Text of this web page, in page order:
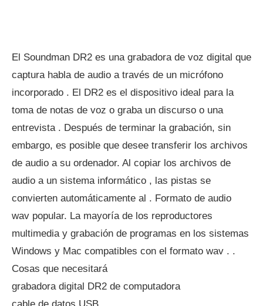
El Soundman DR2 es una grabadora de voz digital que
captura habla de audio a través de un micrófono
incorporado . El DR2 es el dispositivo ideal para la
toma de notas de voz o graba un discurso o una
entrevista . Después de terminar la grabación, sin
embargo, es posible que desee transferir los archivos
de audio a su ordenador. Al copiar los archivos de
audio a un sistema informático , las pistas se
convierten automáticamente al . Formato de audio
wav popular. La mayoría de los reproductores
multimedia y grabación de programas en los sistemas
Windows y Mac compatibles con el formato wav . .
Cosas que necesitará
grabadora digital DR2 de computadora